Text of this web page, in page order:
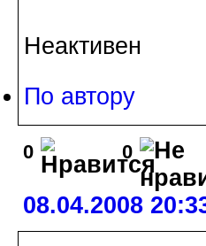
Неактивен
По автору
0 0
08.04.2008